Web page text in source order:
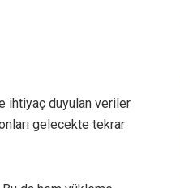
ihtiyaç duyulan veriler
gelecekte tekrar